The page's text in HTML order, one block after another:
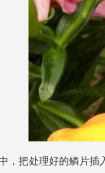
，把处理好的鳞片